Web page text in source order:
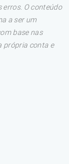
O conteúdo
a ser um
base nas
própria conta e